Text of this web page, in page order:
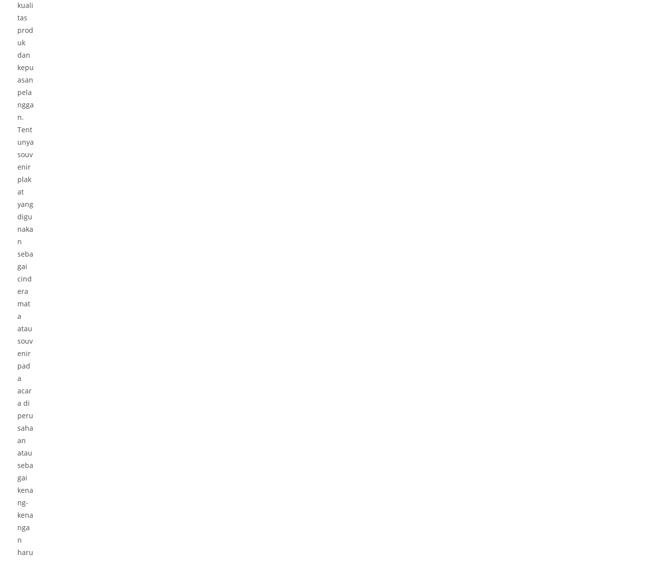
kuali
tas
prod
uk
dan
kepu
asan
pela
ngga
n.
Tent
unya
souv
enir
plak
at
yang
digu
naka
n
seba
gai
cind
era
mat
a
atau
souv
enir
pad
a
acar
a di
peru
saha
an
atau
seba
gai
kena
ng-
kena
nga
n
haru